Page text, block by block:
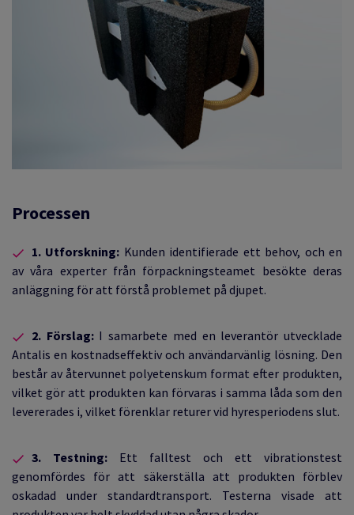
Processen
1. Utforskning: Kunden identifierade ett behov, och en
av våra experter från förpackningsteamet besökte deras
anläggning för att förstå problemet på djupet.
2. Förslag: I samarbete med en leverantör utvecklade
Antalis en kostnadseffektiv och användarvänlig lösning. Den
består av återvunnet polyetenskum format efter produkten,
vilket gör att produkten kan förvaras i samma låda som den
levererades i, vilket förenklar returer vid hyresperiodens slut.
3. Testning: Ett falltest och ett vibrationstest
genomfördes för att säkerställa att produkten förblev
oskadad under standardtransport. Testerna visade att